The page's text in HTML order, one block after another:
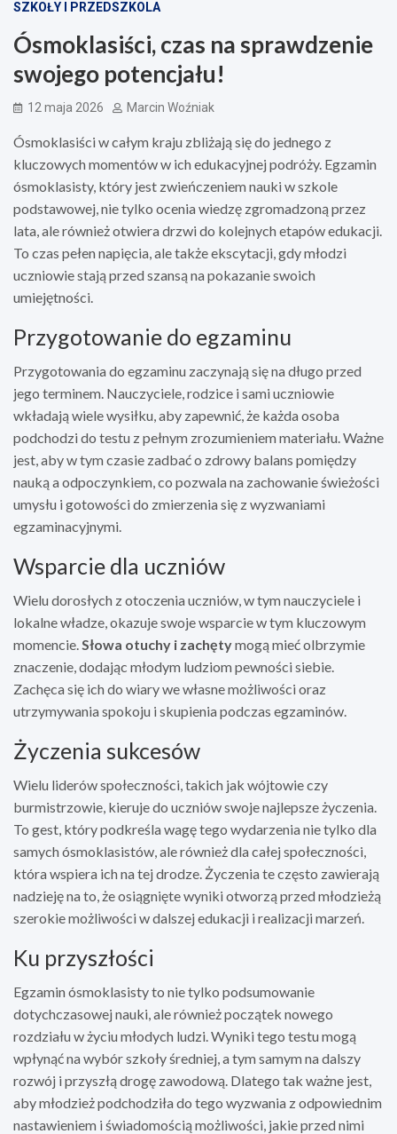
SZKOŁY I PRZEDSZKOLA
Ósmoklasiści, czas na sprawdzenie
swojego potencjału!
12 maja 2026 Marcin Woźniak
Ósmoklasiści w całym kraju zbliżają się do jednego z
kluczowych momentów w ich edukacyjnej podróży. Egzamin
ósmoklasisty, który jest zwieńczeniem nauki w szkole
podstawowej, nie tylko ocenia wiedzę zgromadzoną przez
lata, ale również otwiera drzwi do kolejnych etapów edukacji.
To czas pełen napięcia, ale także ekscytacji, gdy młodzi
uczniowie stają przed szansą na pokazanie swoich
umiejętności.
Przygotowanie do egzaminu
Przygotowania do egzaminu zaczynają się na długo przed
jego terminem. Nauczyciele, rodzice i sami uczniowie
wkładają wiele wysiłku, aby zapewnić, że każda osoba
podchodzi do testu z pełnym zrozumieniem materiału. Ważne
jest, aby w tym czasie zadbać o zdrowy balans pomiędzy
nauką a odpoczynkiem, co pozwala na zachowanie świeżości
umysłu i gotowości do zmierzenia się z wyzwaniami
egzaminacyjnymi.
Wsparcie dla uczniów
Wielu dorosłych z otoczenia uczniów, w tym nauczyciele i
lokalne władze, okazuje swoje wsparcie w tym kluczowym
momencie.Słowa otuchy i zachętymogą mieć olbrzymie
znaczenie, dodając młodym ludziom pewności siebie.
Zachęca się ich do wiary we własne możliwości oraz
utrzymywania spokoju i skupienia podczas egzaminów.
Życzenia sukcesów
Wielu liderów społeczności, takich jak wójtowie czy
burmistrzowie, kieruje do uczniów swoje najlepsze życzenia.
To gest, który podkreśla wagę tego wydarzenia nie tylko dla
samych ósmoklasistów, ale również dla całej społeczności,
która wspiera ich na tej drodze. Życzenia te często zawierają
nadzieję na to, że osiągnięte wyniki otworzą przed młodzieżą
szerokie możliwości w dalszej edukacji i realizacji marzeń.
Ku przyszłości
Egzamin ósmoklasisty to nie tylko podsumowanie
dotychczasowej nauki, ale również początek nowego
rozdziału w życiu młodych ludzi. Wyniki tego testu mogą
wpłynąć na wybór szkoły średniej, a tym samym na dalszy
rozwój i przyszłą drogę zawodową. Dlatego tak ważne jest,
aby młodzież podchodziła do tego wyzwania z odpowiednim
nastawieniem i świadomością możliwości, jakie przed nimi